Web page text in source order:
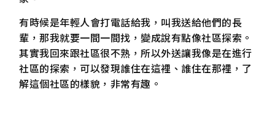
有時候是年輕人會打電話給我，叫我送給他們的長
輩，那我就要一間一間找，變成說有點像社區探索。
其實我回來跟社區很不熟，所以外送讓我像是在進行
社區的探索，可以發現誰住在這裡、誰住在那裡，了
解這個社區的樣貌，非常有趣。